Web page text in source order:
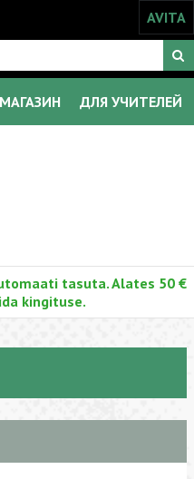
AVITA
ДЛЯ УЧИТЕЛЕЙ
tasuta. Alates 50 €
kingituse.